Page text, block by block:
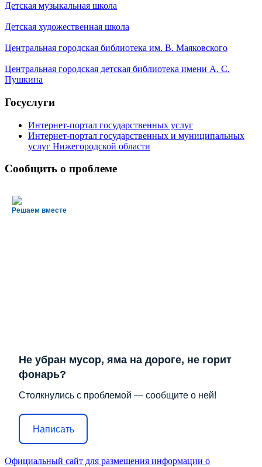
Детская музыкальная школа
Детская художественная школа
Центральная городская библиотека им. В. Маяковского
Центральная городская детская библиотека имени А. С.
Пушкина
Госуслуги
Интернет-портал государственных услуг
Интернет-портал государственных и муниципальных
услуг Нижегородской области
Сообщить о проблеме
Решаем вместе
Не убран мусор, яма на дороге, не горит
фонарь?
Столкнулись с проблемой — сообщите о ней!
Написать
Официальный сайт для размещения информации о